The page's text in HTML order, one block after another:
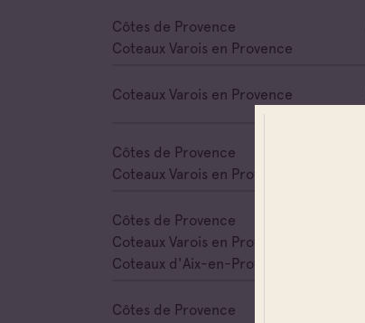
Côtes de Provence
Coteaux Varois en Provence
Coteaux Varois en Provence
Côtes de Provence
Coteaux Varois en Provence
Côtes de Provence
Coteaux Varois en Provence
Coteaux d'Aix-en-Provence
Côtes de Provence